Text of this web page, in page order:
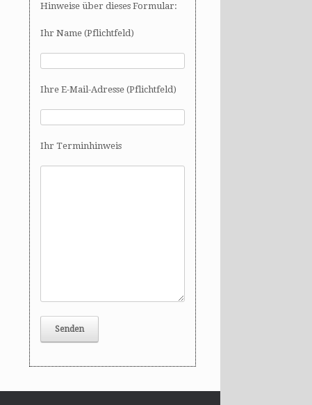
Hinweise über dieses Formular:
Ihr Name (Pflichtfeld)
Ihre E-Mail-Adresse (Pflichtfeld)
Ihr Terminhinweis